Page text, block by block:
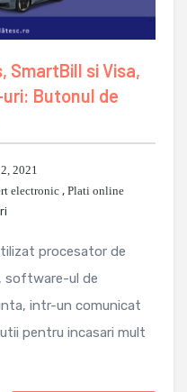
SmartBill si Visa,
Butonul de
2021
electronic , Plati online
procesator de
software-ul de
intr-un comunicat
pentru incasari mult